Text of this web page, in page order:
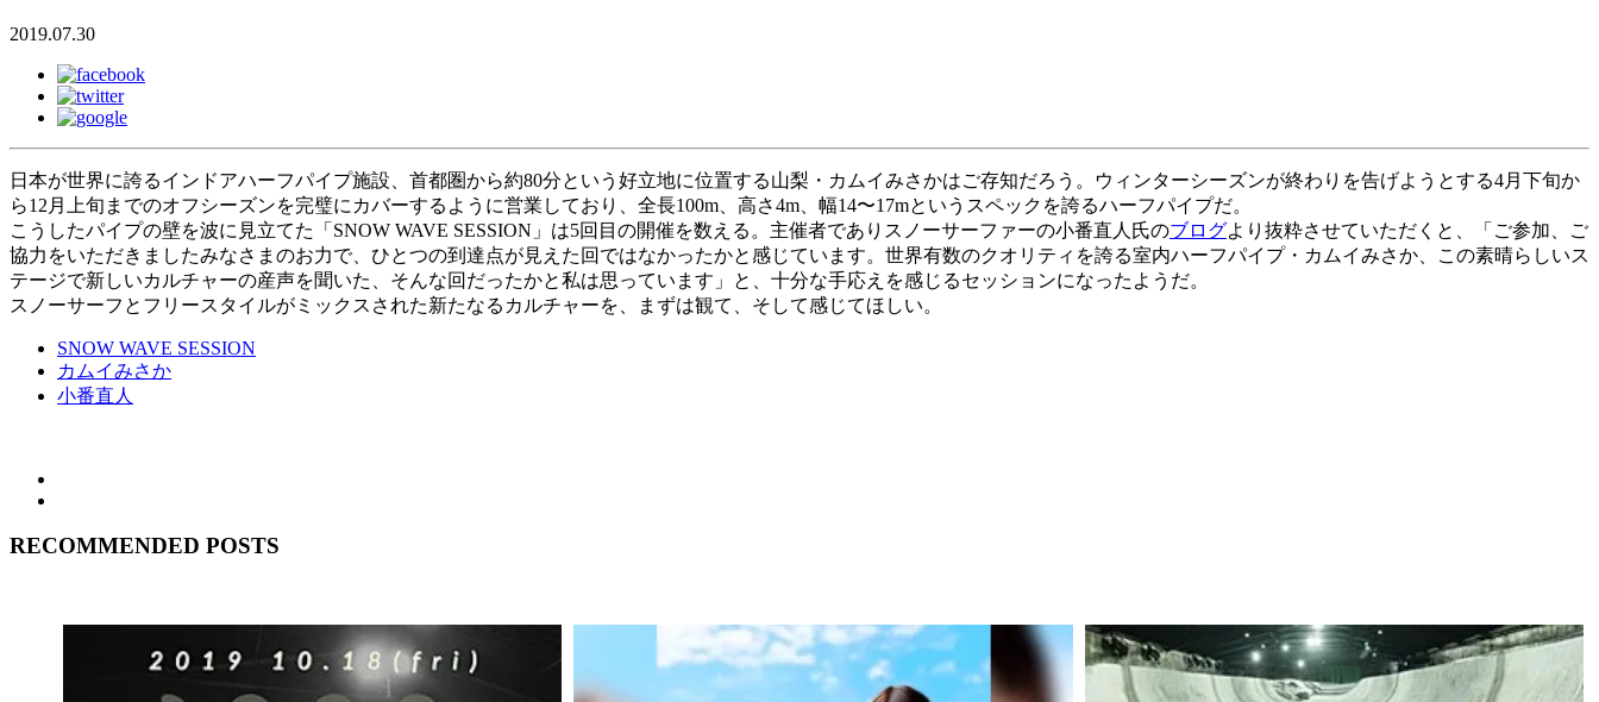
2019.07.30
日本が世界に誇るインドアハーフパイプ施設、首都圏から約80分という好立地に位置する山梨・カムイみさかはご存知だろう。ウィンターシーズンが終わりを告げようとする4月下旬か
ら12月上旬までのオフシーズンを完璧にカバーするように営業しており、全長100m、高さ4m、幅14〜17mというスペックを誇るハーフパイプだ。
こうしたパイプの壁を波に見立てた「SNOW WAVE SESSION」は5回目の開催を数える。主催者でありスノーサーファーの小番直人氏のブログより抜粋させていただくと、「ご参加、ご
協力をいただきましたみなさまのお力で、ひとつの到達点が見えた回ではなかったかと感じています。世界有数のクオリティを誇る室内ハーフパイプ・カムイみさか、この素晴らしいス
テージで新しいカルチャーの産声を聞いた、そんな回だったかと私は思っています」と、十分な手応えを感じるセッションになったようだ。
スノーサーフとフリースタイルがミックスされた新たなるカルチャーを、まずは観て、そして感じてほしい。
SNOW WAVE SESSION
カムイみさか
小番直人
RECOMMENDED POSTS